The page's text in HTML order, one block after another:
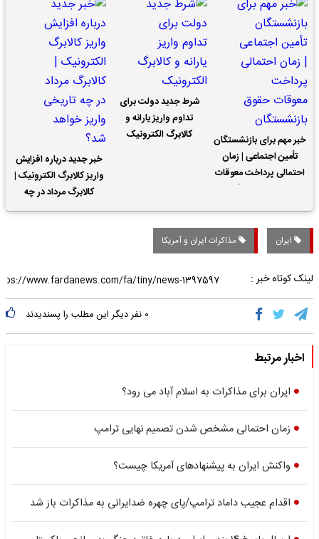
خبر مهم برای بازنشستگان
تأمین اجتماعی | زمان
احتمالی پرداخت معوقات
شرط جدید دولت برای
تداوم واریز یارانه و
کالابرگ الکترونیک
خبر جدید درباره افزایش
واریز کالابرگ الکترونیک |
کالابرگ مرداد در چه
تاریخی واریز خواهد شد؟
ایران مذاکرات ایران و آمریکا
لینک کوتاه خبر :
۰ نفر دیگر این مطلب را پسندیدند
اخبار مرتبط
ایران برای مذاکرات به اسلام آباد می رود؟
زمان احتمالی مشخص شدن تصمیم نهایی ترامپ
واکنش ایران به پیشنهادهای آمریکا چیست؟
اقدام عجیب داماد ترامپ/پای چهره ضدایرانی به مذاکرات باز شد